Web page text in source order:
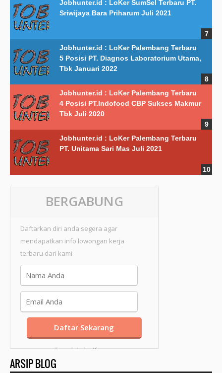
Jobhunter.id : LoKer SumSel Terbaru PT.
Sriwijaya Bara Priharum Juli 2021
Jobhunter.id : LoKer Palembang Terbaru
5 Posisi PT. Diagnos Laboratorium Utama,
Tbk Januari 2022
Jobhunter.id : LoKer Palembang Terbaru
4 Posisi PT.Indofood CBP Sukses Makmur
Tbk Juli 2020
Jobhunter.id : LoKer Palembang Terbaru
PT. Unitama Sari Mas Juli 2021
BERGABUNG
Daftarkan diri anda segera agar
mendapatkan info lowongan kerja
terbaru dari kami
Template byKang
Mousir
ARSIP BLOG